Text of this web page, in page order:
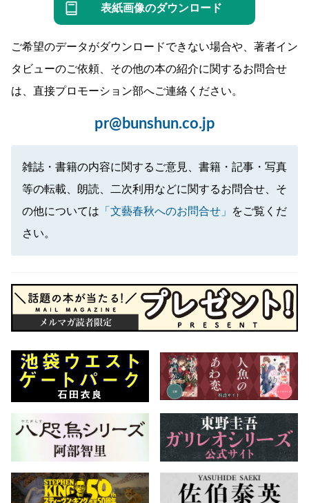
表紙画像のダウンロード
ご希望のデータがダウンロードできない場合や、著者イン
タビューのご依頼、その他の本の紹介に関するお問合せ
は、直接プロモーション部へご連絡ください。
pr@bunshun.co.jp
雑誌・書籍の内容に関するご意見、書籍・記事・写真
等の転載、朗読、二次利用などに関するお問合せ、そ
の他については 「文藝春秋へのお問合せ」
をご覧くだ
さい。